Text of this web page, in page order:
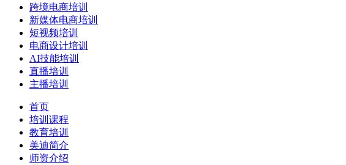
跨境电商培训
新媒体电商培训
短视频培训
电商设计培训
AI技能培训
直播培训
主播培训
首页
培训课程
教育培训
美迪简介
师资介绍